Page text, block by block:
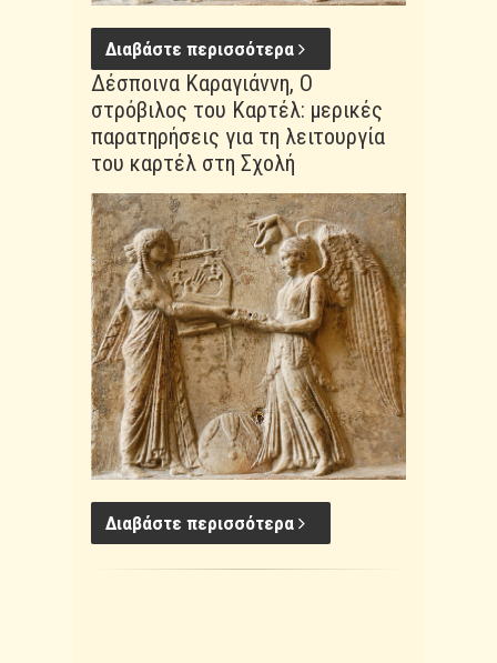
Διαβάστε περισσότερα
Δέσποινα Καραγιάννη, Ο
στρόβιλος του Καρτέλ: μερικές
παρατηρήσεις για τη λειτουργία
του καρτέλ στη Σχολή
Διαβάστε περισσότερα